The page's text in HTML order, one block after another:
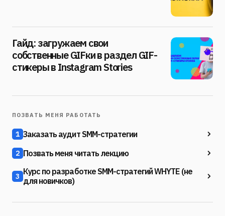
Гайд: загружаем свои
собственные GIFки в раздел GIF-
стикеры в Instagram Stories
ПОЗВАТЬ МЕНЯ РАБОТАТЬ
1 Заказать аудит SMM-стратегии
2 Позвать меня читать лекцию
3 Курс по разработке SMM-стратегий WHYTE (не
для новичков)